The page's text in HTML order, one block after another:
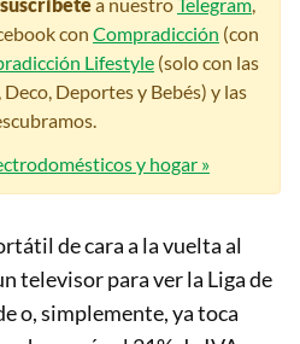
con Compradicción (con
Lifestyle (solo con las
Deportes y Bebés) y las
y hogar »
de cara a la vuelta al
televisor para ver la Liga de
o, simplemente, ya toca